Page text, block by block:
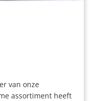
van onze
assortiment heeft